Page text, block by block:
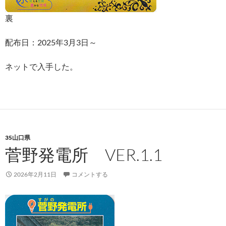
裏
配布日：2025年3月3日～
ネットで入手した。
35山口県
菅野発電所 VER.1.1
2026年2月11日 コメントする